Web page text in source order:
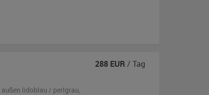
außen lidoblau / perlgrau,
288 EUR / Tag